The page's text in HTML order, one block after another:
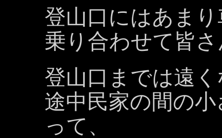
登山口にはあま
乗り合わせて皆
登山口までは遠
途中民家の間の
って、